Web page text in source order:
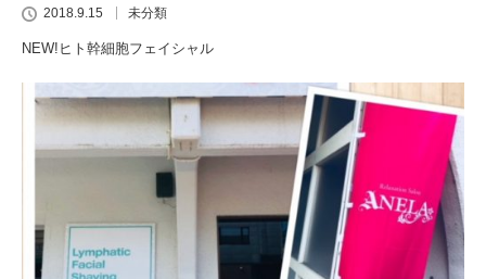
2018.9.15 未分類
NEW!ヒト幹細胞フェイシャル